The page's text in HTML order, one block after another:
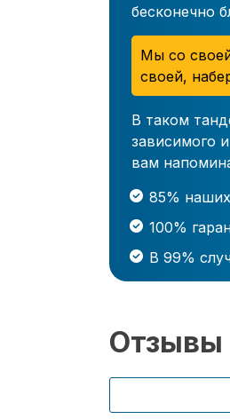
бесконечно
Мы со
своей,
В таком
зависимого
вам
85%
100%
В 99%
Отзывы